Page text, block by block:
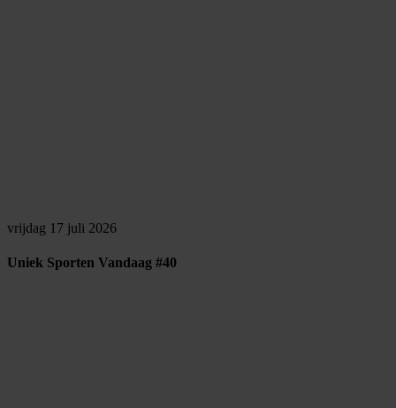
vrijdag 17 juli 2026
Uniek Sporten Vandaag #40